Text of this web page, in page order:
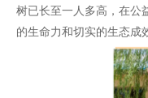
树已长至一人多高，在公
的生命力和切实的生态成